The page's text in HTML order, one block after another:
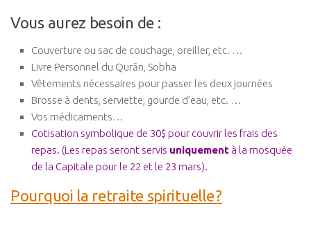
Vous aurez besoin de :
Couverture ou sac de couchage, oreiller, etc. …
Livre Personnel du Qurān, Sobha
Vêtements nécessaires pour passer les deux journées
Brosse à dents, serviette, gourde d’eau, etc. …
Vos médicaments…
Cotisation symbolique de 30$ pour couvrir les frais des
repas. (Les repas seront servis uniquement à la mosquée
de la Capitale pour le 22 et le 23 mars).
Pourquoi la retraite spirituelle ?